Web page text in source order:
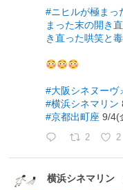
#ニヒルが極まっ
まった末の開き
き直った哄笑と毒
#大阪シネヌーヴ
#横浜シネマリン
#京都出町座 9/4(
2 2
横浜シネマリン